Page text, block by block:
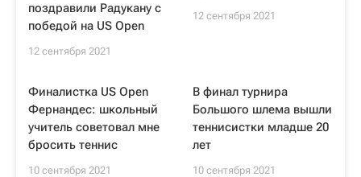
поздравили Радукану с
победой на US Open
12 сентября 2021
12 сентября 2021
Финалистка US Open
Фернандес: школьный
учитель советовал мне
бросить теннис
10 сентября 2021
В финал турнира
Большого шлема вышли
теннисистки младше 20
лет
10 сентября 2021